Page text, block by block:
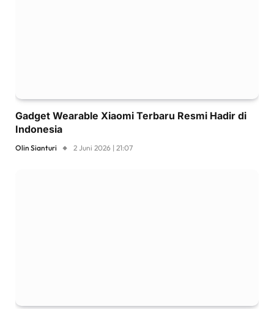
Gadget Wearable Xiaomi Terbaru Resmi Hadir di
Indonesia
Olin Sianturi 2 Juni 2026 | 21:07